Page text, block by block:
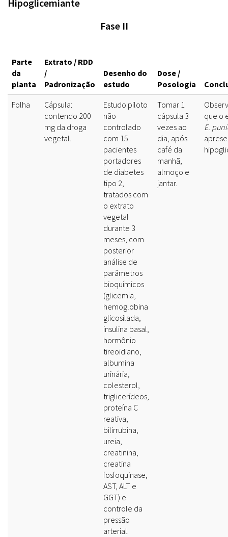
Hipoglicemiante
Fase II
Parte
da
planta
Extrato / RDD
/
Padronização
Desenho do
estudo
Dose /
Posologia
Folha
Cápsula:
contendo 200
mg da droga
vegetal.
Estudo piloto
não
controlado
com 15
pacientes
portadores
de diabetes
tipo 2,
tratados com
o extrato
vegetal
durante 3
meses, com
posterior
análise de
parâmetros
bioquímicos
(glicemia,
hemoglobina
glicosilada,
insulina basal,
hormônio
tireoidiano,
albumina
urinária,
colesterol,
triglicerídeos,
proteína C
reativa,
bilirrubina,
ureia,
creatinina,
creatina
fosfoquinase,
AST, ALT e
GGT) e
controle da
pressão
arterial.
Tomar 1
cápsula 3
vezes ao
dia, após
café da
manhã,
almoço e
jantar.
que o
E.